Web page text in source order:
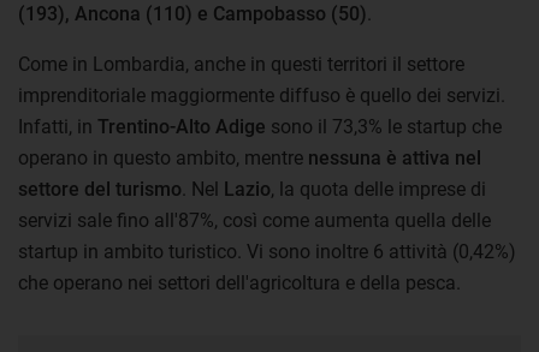
(193), Ancona (110) e Campobasso (50).
Come in Lombardia, anche in questi territori il settore
imprenditoriale maggiormente diffuso è quello dei servizi.
Infatti, in Trentino-Alto Adige sono il 73,3% le startup che
operano in questo ambito, mentre nessuna è attiva nel
settore del turismo. Nel Lazio, la quota delle imprese di
servizi sale fino all'87%, così come aumenta quella delle
startup in ambito turistico. Vi sono inoltre 6 attività (0,42%)
che operano nei settori dell'agricoltura e della pesca.